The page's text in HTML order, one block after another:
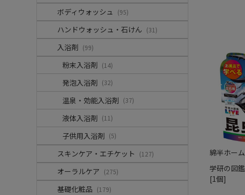
ボディウォッシュ (95)
ハンドウォッシュ・石けん (31)
入浴剤 (99)
粉末入浴剤 (14)
発泡入浴剤 (32)
温泉・効能入浴剤 (37)
液体入浴剤 (11)
子供用入浴剤 (5)
スキンケア・エチケット (127)
オーラルケア (275)
基礎化粧品 (179)
綿半ホー
学研の図
[1個]